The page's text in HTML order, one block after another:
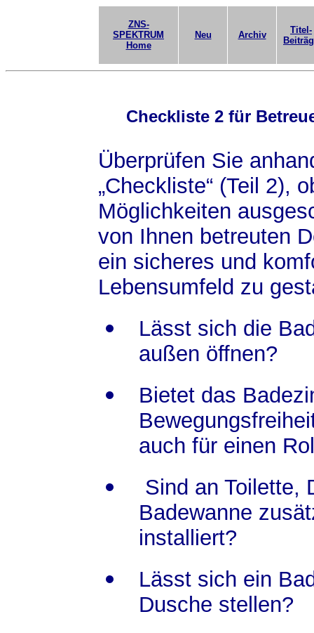
ZNS-
SPEKTRUM
Home
Neu Archiv
Titel-
Checkliste 2 für
Überprüfen Sie
„Checkliste“ (Teil 2),
Möglichkeiten
von Ihnen betreuten
ein sicheres und
Lebensumfeld zu
Lässt sich die
außen öffnen?
Bietet das
auch für einen
Sind an Toilette,
Badewanne
installiert?
Lässt sich ein
Dusche stellen?